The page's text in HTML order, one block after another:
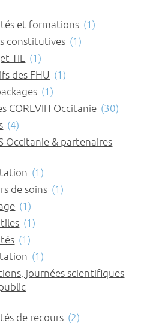
et formations (1)
constitutives (1)
TIE (1)
des FHU (1)
(1)
COREVIH Occitanie (30)
(4)
Occitanie & partenaires
(1)
de soins (1)
(1)
(1)
(1)
(1)
journées scientifiques
de recours (2)